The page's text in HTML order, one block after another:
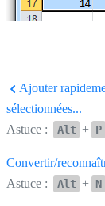
Ajouter
sélectionnées...
Astuce :
Alt + P
Convertir/
Astuce :
Alt + N